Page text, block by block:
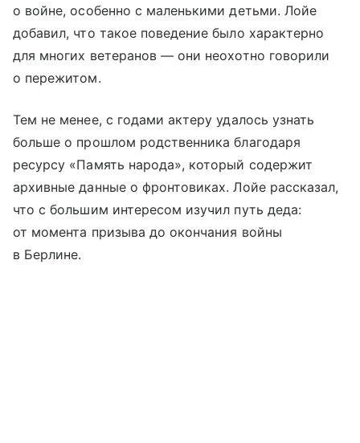
о войне, особенно с маленькими детьми. Лойе
добавил, что такое поведение было характерно
для многих ветеранов — они неохотно говорили
о пережитом.
Тем не менее, с годами актеру удалось узнать
больше о прошлом родственника благодаря
ресурсу «Память народа», который содержит
архивные данные о фронтовиках. Лойе рассказал,
что с большим интересом изучил путь деда:
от момента призыва до окончания войны
в Берлине.